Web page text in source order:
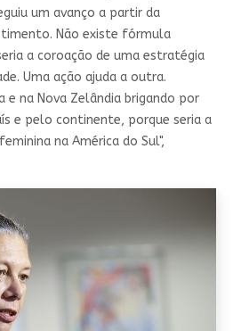
um avanço a partir da
Não existe fórmula
a coroação de uma estratégia
Uma ação ajuda a outra.
e na Nova Zelândia brigando por
e pelo continente, porque seria a
na América do Sul",